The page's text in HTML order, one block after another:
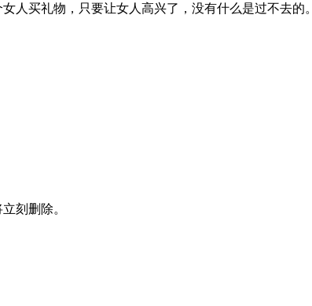
人买礼物，只要让女人高兴了，没有什么是过不去的。
刻删除。